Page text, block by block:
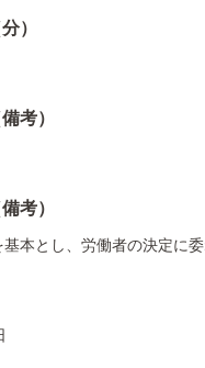
）
考）
考）
本とし、労働者の決定に